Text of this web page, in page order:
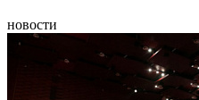
новости